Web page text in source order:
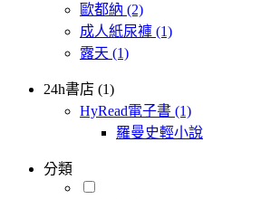
歐都納 (2)
成人紙尿褲 (1)
露天 (1)
24h書店 (1)
HyRead電子書 (1)
羅曼史輕小說
分類